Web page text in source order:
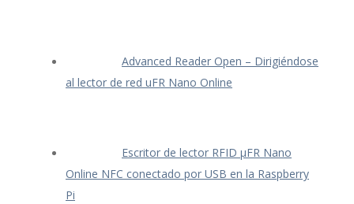
Advanced Reader Open – Dirigiéndose
al lector de red uFR Nano Online
Escritor de lector RFID μFR Nano
Online NFC conectado por USB en la Raspberry
Pi